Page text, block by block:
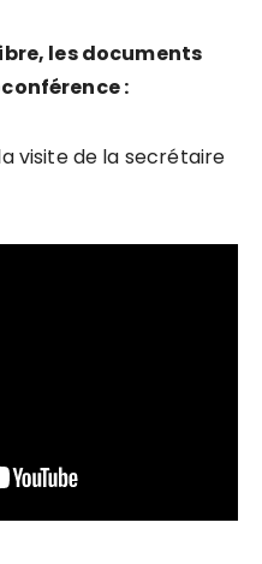
les documents
:
visite de la secrétaire